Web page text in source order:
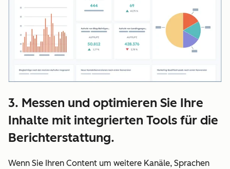
3. Messen und optimieren Sie Ihre
Inhalte mit integrierten Tools für die
Berichterstattung.
Wenn Sie Ihren Content um weitere Kanäle, Sprachen